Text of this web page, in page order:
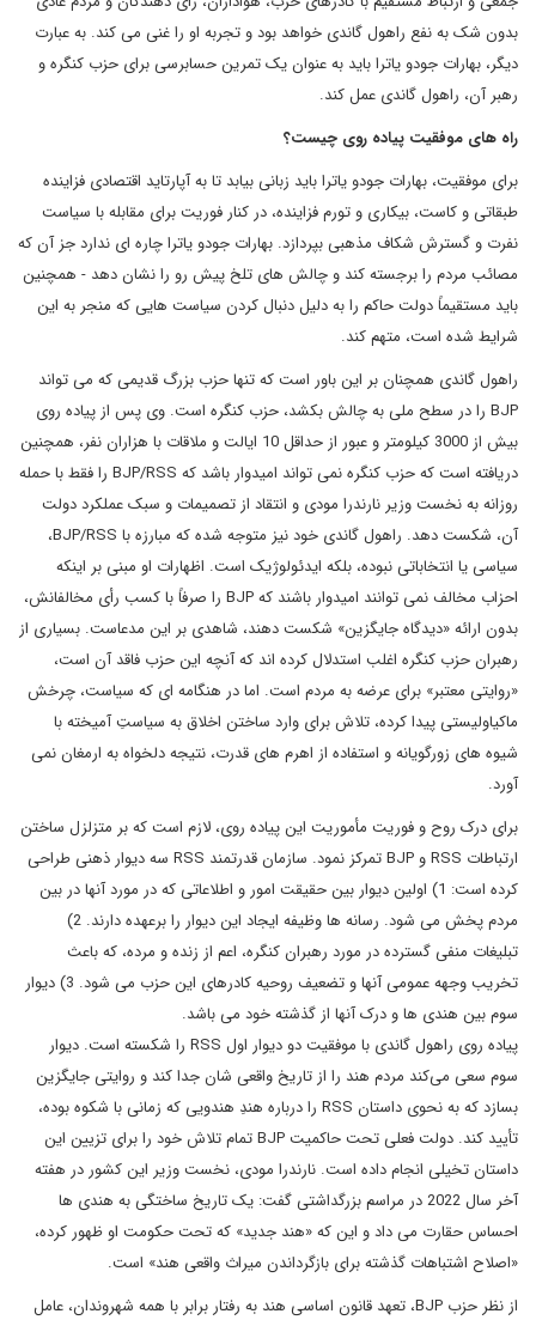
بدون شک به نفع راهول گاندی خواهد بود و تجربه او را غنی می کند. به عبارت
دیگر، بهارات جودو یاترا باید به عنوان یک تمرین حسابرسی برای حزب کنگره و
رهبر آن، راهول گاندی عمل کند.
راه های موفقیت پیاده روی چیست؟
برای موفقیت، بهارات جودو یاترا باید زبانی بیابد تا به آپارتاید اقتصادی فزاینده
طبقاتی و کاست، بیکاری و تورم فزاینده، در کنار فوریت برای مقابله با سیاست
نفرت و گسترش شکاف مذهبی بپردازد. بهارات جودو یاترا چاره ای ندارد جز آن که
مصائب مردم را برجسته کند و چالش های تلخ پیش رو را نشان دهد - همچنین
باید مستقیماً دولت حاکم را به دلیل دنبال کردن سیاست هایی که منجر به این
شرایط شده است، متهم کند.
راهول گاندی همچنان بر این باور است که تنها حزب بزرگ قدیمی که می تواند
BJP را در سطح ملی به چالش بکشد، حزب کنگره است. وی پس از پیاده روی
بیش از 3000 کیلومتر و عبور از حداقل 10 ایالت و ملاقات با هزاران نفر، همچنین
دریافته است که حزب کنگره نمی تواند امیدوار باشد که BJP/RSS را فقط با حمله
روزانه به نخست وزیر نارندرا مودی و انتقاد از تصمیمات و سبک عملکرد دولت
آن، شکست دهد. راهول گاندی خود نیز متوجه شده که مبارزه با BJP/RSS،
سیاسی یا انتخاباتی نبوده، بلکه ایدئولوژیک است. اظهارات او مبنی بر اینکه
احزاب مخالف نمی توانند امیدوار باشند که BJP را صرفاً با کسب رأی مخالفانش،
بدون ارائه «دیدگاه جایگزین» شکست دهند، شاهدی بر این مدعاست. بسیاری از
رهبران حزب کنگره اغلب استدلال کرده اند که آنچه این حزب فاقد آن است،
«روایتی معتبر» برای عرضه به مردم است. اما در هنگامه ای که سیاست، چرخش
ماکیاولیستی پیدا کرده، تلاش برای وارد ساختن اخلاق به سیاستِ آمیخته با
شیوه های زورگویانه و استفاده از اهرم های قدرت، نتیجه دلخواه به ارمغان نمی
آورد.
برای درک روح و فوریت مأموریت این پیاده روی، لازم است که بر متزلزل ساختن
ارتباطات RSS و BJP تمرکز نمود. سازمان قدرتمند RSS سه دیوار ذهنی طراحی
کرده است: 1) اولین دیوار بین حقیقت امور و اطلاعاتی که در مورد آنها در بین
مردم پخش می شود. رسانه ها وظیفه ایجاد این دیوار را برعهده دارند. 2)
تبلیغات منفی گسترده در مورد رهبران کنگره، اعم از زنده و مرده، که باعث
تخریب وجهه عمومی آنها و تضعیف روحیه کادرهای این حزب می شود. 3) دیوار
سوم بین هندی ها و درک آنها از گذشته خود می باشد.
پیاده روی راهول گاندی با موفقیت دو دیوار اول RSS را شکسته است. دیوار
سوم سعی می‌کند مردم هند را از تاریخ واقعی ‌شان جدا کند و روایتی جایگزین
بسازد که به نحوی داستان RSS را درباره هندِ هندویی که زمانی با شکوه بوده،
تأیید کند. دولت فعلی تحت حاکمیت BJP تمام تلاش خود را برای تزیین این
داستان تخیلی انجام داده است. نارندرا مودی، نخست وزیر این کشور در هفته
آخر سال 2022 در مراسم بزرگداشتی گفت: یک تاریخ ساختگی به هندی ها
احساس حقارت می داد و این که «هند جدید» که تحت حکومت او ظهور کرده،
«اصلاح اشتباهات گذشته برای بازگرداندن میراث واقعی هند» است.
از نظر حزب BJP، تعهد قانون اساسی هند به رفتار برابر با همه شهروندان، عامل